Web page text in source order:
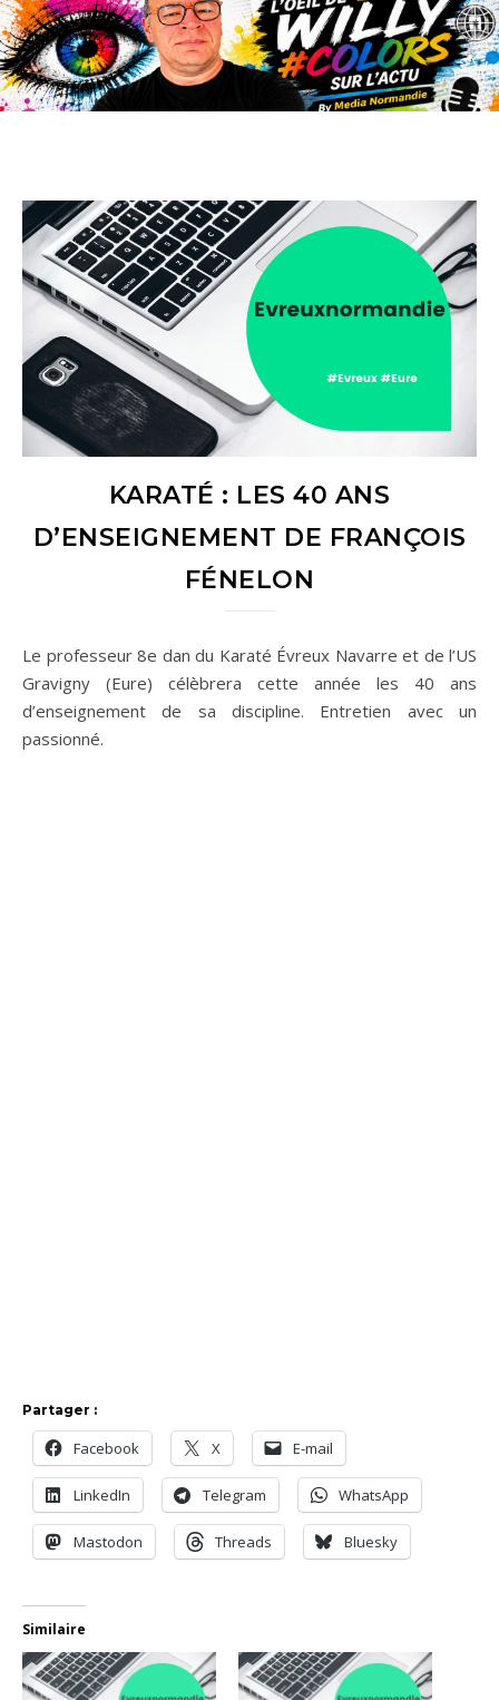
KARATÉ : LES 40 ANS
D’ENSEIGNEMENT DE FRANÇOIS
FÉNELON
Le professeur 8e dan du Karaté Évreux Navarre et de l’US
Gravigny (Eure) célèbrera cette année les 40 ans
d’enseignement de sa discipline. Entretien avec un
passionné.
Partager :
Facebook X E-mail
LinkedIn Telegram WhatsApp
Mastodon Threads Bluesky
Similaire